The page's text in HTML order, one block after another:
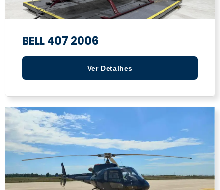
BELL 407 2006
Ver Detalhes